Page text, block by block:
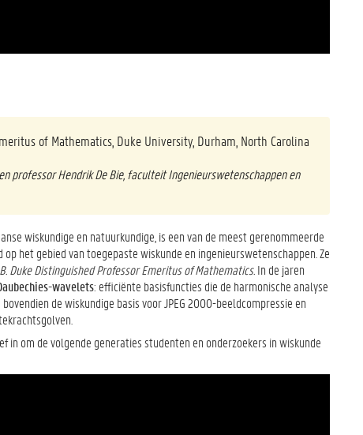
of Mathematics, Duke University, Durham, North Carolina
professor Hendrik De Bie, faculteit Ingenieurswetenschappen en
wiskundige en natuurkundige, is een van de meest gerenommeerde
het gebied van toegepaste wiskunde en ingenieurswetenschappen. Ze
Duke Distinguished Professor Emeritus of Mathematics. In de jaren
wavelets: efficiënte basisfuncties die de harmonische analyse
de wiskundige basis voor JPEG 2000-beeldcompressie en
om de volgende generaties studenten en onderzoekers in wiskunde